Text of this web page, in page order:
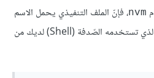
nvm، فإنّ الملف التنفيذي يحمل الاسم
. يمكنك معرفة الإصدار الذي تستخدمه الصّدفة (Shell) لديك من